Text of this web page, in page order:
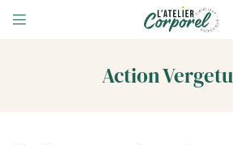

03 86 58 69 31Action